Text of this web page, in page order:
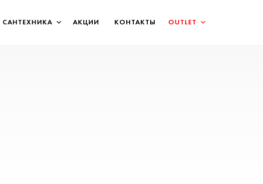
САНТЕХНИКА АКЦИИ КОНТАКТЫ OUTLET